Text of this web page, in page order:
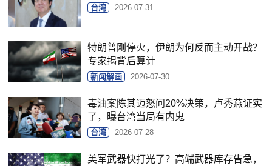
台湾 2026-07-31
特朗普刚停火，伊朗为何反而主动开战？
专家揭背后算计
新闻解画 2026-07-30
毒油案陈其迈怒问20%决策，卢秀燕证实
了，曝台湾当局有内鬼
台湾 2026-07-28
美军武器快打光了？高端武器库存告急，